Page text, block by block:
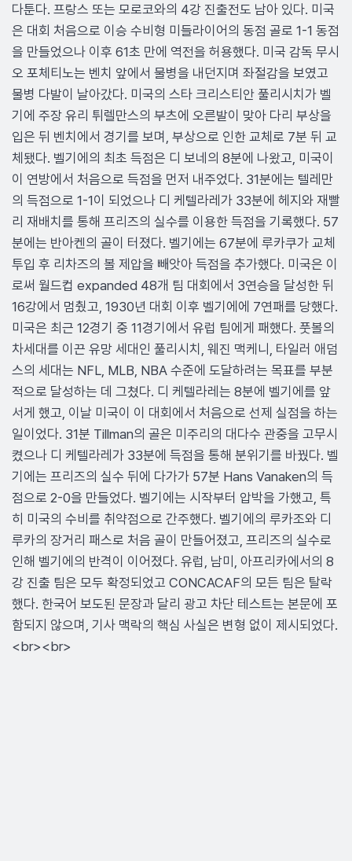
다툰다. 프랑스 또는 모로코와의 4강 진출전도 남아 있다. 미국
은 대회 처음으로 이승 수비형 미들라이어의 동점 골로 1-1 동점
을 만들었으나 이후 61초 만에 역전을 허용했다. 미국 감독 무시
오 포체티노는 벤치 앞에서 물병을 내던지며 좌절감을 보였고
물병 다발이 날아갔다. 미국의 스타 크리스티안 풀리시치가 벨
기에 주장 유리 튀렐만스의 부츠에 오른발이 맞아 다리 부상을
입은 뒤 벤치에서 경기를 보며, 부상으로 인한 교체로 7분 뒤 교
체됐다. 벨기에의 최초 득점은 디 보네의 8분에 나왔고, 미국이
이 연방에서 처음으로 득점을 먼저 내주었다. 31분에는 텔레만
의 득점으로 1-1이 되었으나 디 케텔라레가 33분에 헤지와 재빨
리 재배치를 통해 프리즈의 실수를 이용한 득점을 기록했다. 57
분에는 반아켄의 골이 터졌다. 벨기에는 67분에 루카쿠가 교체
투입 후 리차즈의 볼 제압을 빼앗아 득점을 추가했다. 미국은 이
로써 월드컵 expanded 48개 팀 대회에서 3연승을 달성한 뒤
16강에서 멈췄고, 1930년 대회 이후 벨기에에 7연패를 당했다.
미국은 최근 12경기 중 11경기에서 유럽 팀에게 패했다. 풋볼의
차세대를 이끈 유망 세대인 풀리시치, 웨진 맥케니, 타일러 애덤
스의 세대는 NFL, MLB, NBA 수준에 도달하려는 목표를 부분
적으로 달성하는 데 그쳤다. 디 케텔라레는 8분에 벨기에를 앞
서게 했고, 이날 미국이 이 대회에서 처음으로 선제 실점을 하는
일이었다. 31분 Tillman의 골은 미주리의 대다수 관중을 고무시
켰으나 디 케텔라레가 33분에 득점을 통해 분위기를 바꿨다. 벨
기에는 프리즈의 실수 뒤에 다가가 57분 Hans Vanaken의 득
점으로 2-0을 만들었다. 벨기에는 시작부터 압박을 가했고, 특
히 미국의 수비를 취약점으로 간주했다. 벨기에의 루카조와 디
루카의 장거리 패스로 처음 골이 만들어졌고, 프리즈의 실수로
인해 벨기에의 반격이 이어졌다. 유럽, 남미, 아프리카에서의 8
강 진출 팀은 모두 확정되었고 CONCACAF의 모든 팀은 탈락
했다. 한국어 보도된 문장과 달리 광고 차단 테스트는 본문에 포
함되지 않으며, 기사 맥락의 핵심 사실은 변형 없이 제시되었다.
<br><br>